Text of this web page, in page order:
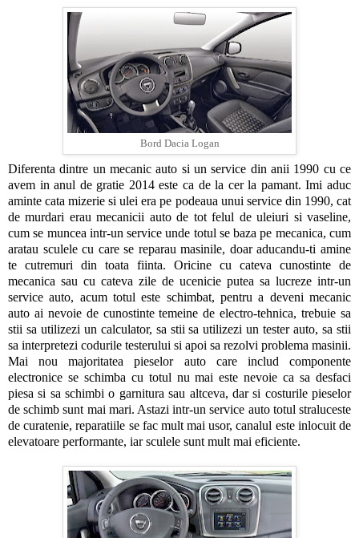
Bord Dacia Logan
Diferenta dintre un mecanic auto si un service din anii 1990 cu ce
avem in anul de gratie 2014 este ca de la cer la pamant. Imi aduc
aminte cata mizerie si ulei era pe podeaua unui service din 1990, cat
de murdari erau mecanicii auto de tot felul de uleiuri si vaseline,
cum se muncea intr-un service unde totul se baza pe mecanica, cum
aratau sculele cu care se reparau masinile, doar aducandu-ti amine
te cutremuri din toata fiinta. Oricine cu cateva cunostinte de
mecanica sau cu cateva zile de ucenicie putea sa lucreze intr-un
service auto, acum totul este schimbat, pentru a deveni mecanic
auto ai nevoie de cunostinte temeine de electro-tehnica, trebuie sa
stii sa utilizezi un calculator, sa stii sa utilizezi un tester auto, sa stii
sa interpretezi codurile testerului si apoi sa rezolvi problema masinii.
Mai nou majoritatea pieselor auto care includ componente
electronice se schimba cu totul nu mai este nevoie ca sa desfaci
piesa si sa schimbi o garnitura sau altceva, dar si costurile pieselor
de schimb sunt mai mari. Astazi intr-un service auto totul straluceste
de curatenie, reparatiile se fac mult mai usor, canalul este inlocuit de
elevatoare performante, iar sculele sunt mult mai eficiente.